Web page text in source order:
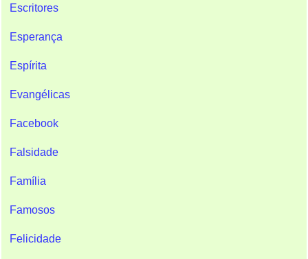
Escritores
Esperança
Espírita
Evangélicas
Facebook
Falsidade
Família
Famosos
Felicidade